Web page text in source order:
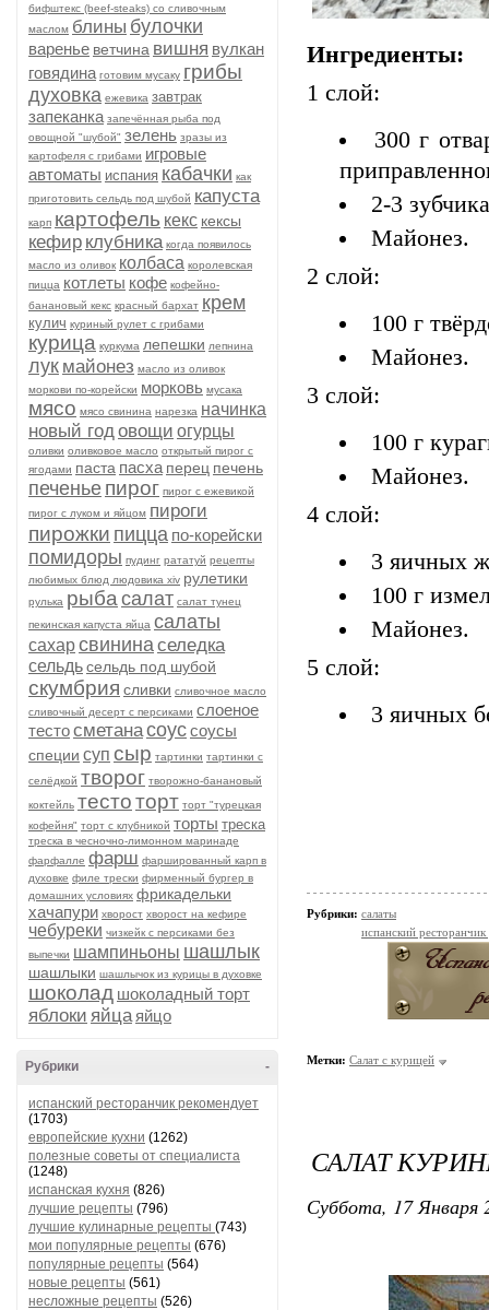
бифштекс (beef-stеаks) со сливочным
маслом блины булочки
варенье ветчина вишня вулкан
говядина готовим мусаку грибы
духовка ежевика завтрак
запеканка запечённая рыба под
овощной "шубой" зелень зразы из
картофеля с грибами игровые
автоматы испания кабачки как
приготовить сельдь под шубой капуста
карп картофель кекс кексы
кефир клубника когда появилось
масло из оливок колбаса королевская
пицца котлеты кофе кофейно-
банановый кекс красный бархат крем
кулич куриный рулет с грибами
курица куркума лепешки лепнина
лук майонез масло из оливок
моркови по-корейски морковь мусака
мясо мясо свинина нарезка начинка
новый годовощи огурцы
оливки оливковое масло открытый пирог с
ягодами паста пасха перец печень
печенье пирог пирог с ежевикой
пирог с луком и яйцом пироги
пирожки пицца по-корейски
помидоры пудинг рататуй рецепты
любимых блюд людовика xiv рулетики
рулька рыба салат салат тунец
пекинская капуста яйца салаты
сахарсвининаселедка
сельдьсельдь под шубой
скумбрия сливки сливочное масло
сливочный десерт с персиками слоеное
тестосметанасоуссоусы
специи суп сыр тартинки тартинки с
селёдкой творог творожно-банановый
коктейль тестоторт торт "турецкая
кофейня" торт с клубникой торты треска
треска в чесночно-лимонном маринаде
фарфалле фарш фаршированный карп в
духовке филе трески фирменный бургер в
домашних условиях фрикадельки
хачапури хворост хворост на кефире
чебуреки чизкейк с персиками без
выпечки шампиньоны шашлык
шашлыки шашлычок из курицы в духовке
шоколад шоколадный торт
яблоки яйца яйцо
-
Рубрики
испанский ресторанчик рекомендует
(1703)
европейские кухни (1262)
полезные советы от специалиста
(1248)
испанская кухня (826)
лучшие рецепты (796)
лучшие кулинарные рецепты (743)
мои популярные рецепты (676)
популярные рецепты (564)
новые рецепты (561)
несложные рецепты (526)
Ингредиенты:
1 слой:
300 г
2-3
Майонез.
2 слой:
100 г
Майонез.
3 слой:
100 г
Майонез.
4 слой:
3 яичных
100 г
Майонез.
5 слой:
3 яичных
Рубрики: салаты
испанский
Метки: Салат с курицей
САЛАТ
Суббота, 17 Января